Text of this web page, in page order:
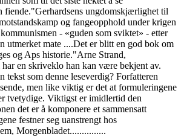
fiende."Gerhardsens ungdomskjærlighet til
og fangeopphold under krigen
- «guden som sviktet» - etter
utmerket mate ....Det er blitt en god bok om
og Aps historie."Arne Strand,
en skriveklo han kan være bekjent av.
tekst som denne leseverdig? Forfatteren
men like viktig er det at formuleringene
tvetydige. Viktigst er imidlertid den
det er å komponere et sammensatt
festner seg uanstrengt hos
Morgenbladet...............